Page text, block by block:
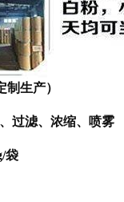
制生产）
过滤、浓缩、喷雾
袋